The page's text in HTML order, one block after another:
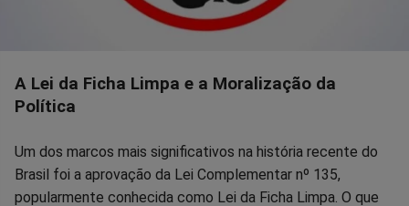
A Lei da Ficha Limpa e a Moralização da
Política
Um dos marcos mais significativos na história recente do
Brasil foi a aprovação da Lei Complementar nº 135,
popularmente conhecida como Lei da Ficha Limpa. O que